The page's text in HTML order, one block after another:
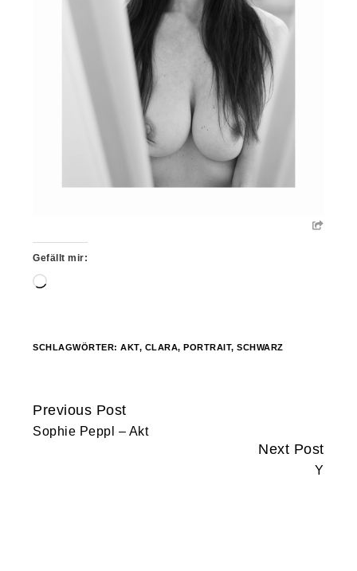
Gefällt mir:
Wird
SCHLAGWÖRTER:AKT, CLARA,PORTRAIT,SCHWARZ
Continue
Reading
Previous Post
Sophie Peppl – Akt
Next Post
Y